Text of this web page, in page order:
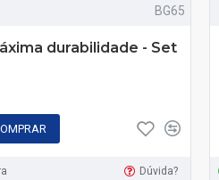
BG65
durabilidade - Set
Dúvida?